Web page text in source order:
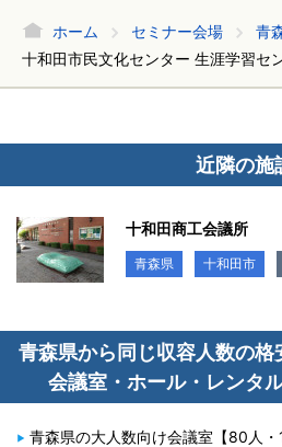
ホーム セミナー会場 青
十和田市民文化センター 生涯学習セ
近隣の施
十和田商工会議所
青森県 十和田市
青森県から同じ収容人数の格
会議室・ホール・レンタ
青森県の大人数向け会議室【80人